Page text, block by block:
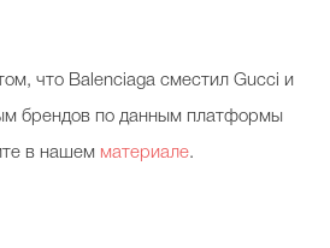
что Balenciaga сместил Gucci и
брендов по данным платформы
в нашем материале.